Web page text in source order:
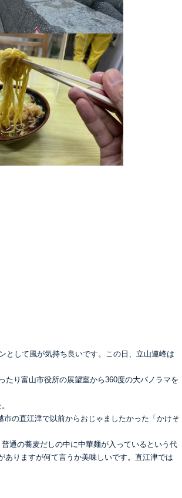
して風が気持ち良いです。この日、立山連峰は
り富山市役所の展望室から360度の大パノラマを
の直江津で以前からおじゃましたかった「かけそ
通の蕎麦だしの中に中華麺が入っているという代
りますが何て言うか美味しいです。直江津では